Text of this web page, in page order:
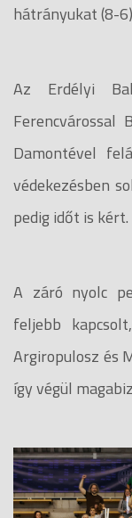
hátrányukat (8-
Az Erdélyi
Ferencvárossal
Damontével
védekezésben
pedig időt is kért.
A záró nyolc
feljebb
Argiropulosz és
így végül